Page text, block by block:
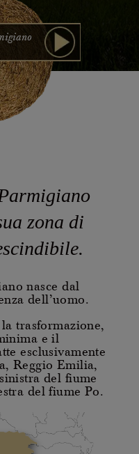
zona di
nasce dal
dell’uomo.
trasformazione,
e il
esclusivamente
Reggio Emilia,
del fiume
del fiume Po.